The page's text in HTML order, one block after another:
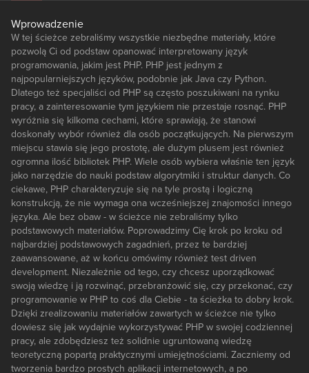
Wprowadzenie
W tej ścieżce zebraliśmy wszystkie niezbędne materiały, które
pozwolą Ci od podstaw opanować interpretowany język
programowania, jakim jest PHP. PHP jest jednym z
najpopularniejszych języków, podobnie jak Java czy Python.
Dlatego też specjaliści od PHP są często poszukiwani na rynku
pracy, a zainteresowanie tym językiem nie przestaje rosnąć. PHP
wyróżnia się kilkoma cechami, które sprawiają, że stanowi
doskonały wybór również dla osób początkujących. Na pierwszym
miejscu stawia się jego prostotę, ale dużym plusem jest również
ogromna ilość bibliotek PHP. Wiele osób wybiera właśnie ten język
jako narzędzie do nauki podstaw algorytmiki i struktur danych. Co
ciekawe, PHP charakteryzuje się na tyle prostą i logiczną
konstrukcją, że nie wymaga ona wcześniejszej znajomości innego
języka. Ale bez obaw - w ścieżce nie zebraliśmy tylko
podstawowych materiałów. Poprowadzimy Cię krok po kroku od
najbardziej podstawowych zagadnień, przez te bardziej
zaawansowane, aż w końcu omówimy również test driven
development. Niezależnie od tego, czy chcesz uporządkować
swoją wiedzę i ją rozwinąć, przebranżowić się, czy przekonać, czy
programowanie w PHP to coś dla Ciebie - ta ścieżka to dobry krok.
Dzięki zrealizowaniu materiałów zawartych w ścieżce nie tylko
dowiesz się jak wydajnie wykorzystywać PHP w swojej codziennej
pracy, ale zdobędziesz też solidnie ugruntowaną wiedzę
teoretyczną popartą praktycznymi umiejętnościami. Zaczniemy od
tworzenia bardzo prostych aplikacji internetowych, a po